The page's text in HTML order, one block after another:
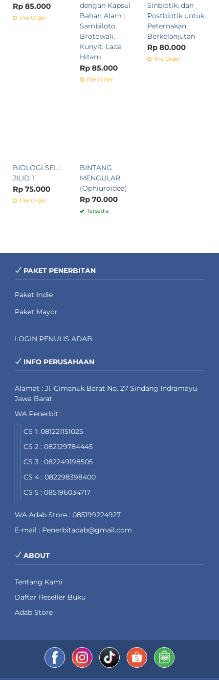
Rp 85.000
Pre Order
dengan Kapsul
Bahan Alam :
Sambiloto,
Brotowali,
Kunyit, Lada
Hitam
Rp 85.000
Pre Order
Sinbiotik, dan
Postbiotik untuk
Peternakan
Berkelanjutan
Rp 80.000
Pre Order
BIOLOGI SEL :
JILID 1
Rp 75.000
Pre Order
BINTANG
MENGULAR
(Ophiuroidea)
Rp 70.000
Tersedia
PAKET PENERBITAN
Paket Indie
Paket Mayor
LOGIN PENULIS ADAB
INFO PERUSAHAAN
Alamat : Jl. Cimanuk Barat No. 27 Sindang Indramayu
Jawa Barat
WA Penerbit :
CS 1: 081221151025
CS 2 : 082129784445
CS 3 : 082249198505
CS 4 : 082298398400
CS 5 : 085196034717
WA Adab Store : 085199224927
E-mail : Penerbitadab@gmail.com
ABOUT
Tentang Kami
Daftar Reseller Buku
Adab Store